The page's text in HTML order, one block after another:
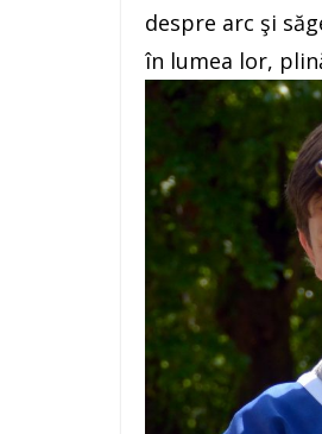
despre arc şi
în lumea lor,